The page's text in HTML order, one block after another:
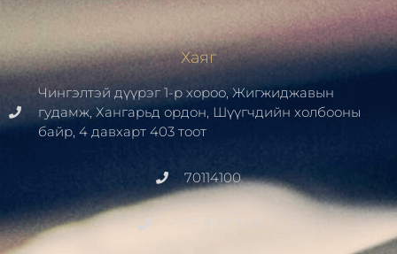
Хаяг
Чингэлтэй дүүрэг 1-р хороо, Жигжиджавын
гудамж, Хангарьд ордон, Шүүгчдийн холбооны
байр, 4 давхарт 403 тоот
70114100